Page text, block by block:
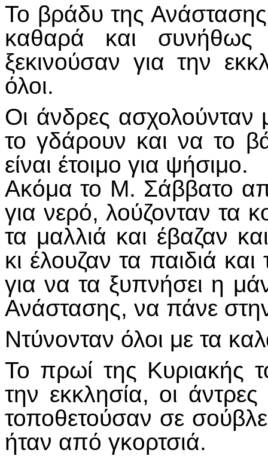
Το βράδυ της
καθαρά και συνήθως
ξεκινούσαν για την
όλοι.
Οι άνδρες
το γδάρουν και να το
είναι έτοιμο για ψήσιμο.
Ακόμα το Μ. Σάββατο
για νερό, λούζονταν τα
τα μαλλιά και έβαζαν
κι έλουζαν τα παιδιά
για να τα ξυπνήσει η
Ανάστασης, να πάνε
Ντύνονταν όλοι με τα
Το πρωί της Κυριακής
την εκκλησία, οι άντρες
τοποθετούσαν σε
ήταν από γκορτσιά.